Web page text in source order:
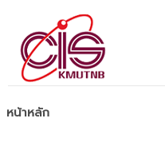
หน้าหลัก